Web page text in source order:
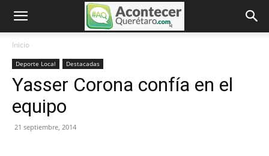
Inicio
Deporte Local Destacadas
Yasser Corona confía en el
equipo
21 septiembre, 2014